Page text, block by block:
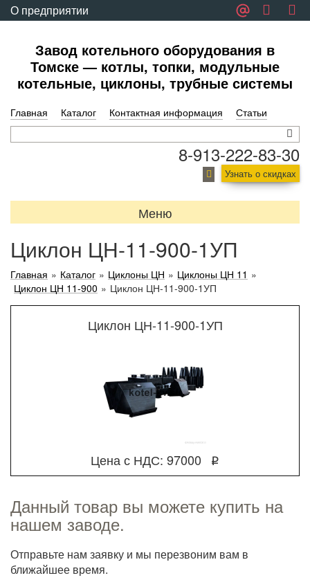
О предприятии
Завод котельного оборудования в
Томске — котлы, топки, модульные
котельные, циклоны, трубные системы
Главная Каталог Контактная информация Статьи
8-913-222-83-30
Узнать о скидках
Меню
Циклон ЦН-11-900-1УП
Главная » Каталог » Циклоны ЦН » Циклоны ЦН 11 »
Циклон ЦН 11-900 » Циклон ЦН-11-900-1УП
Циклон ЦН-11-900-1УП
Цена с НДС: 97000 q
Данный товар вы можете купить на
нашем заводе.
Отправьте нам заявку и мы перезвоним вам в
ближайшее время.